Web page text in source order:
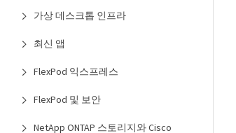
가상 데스크톱 인프라
최신 앱
FlexPod 익스프레스
FlexPod 및 보안
NetApp ONTAP 스토리지와 Cisco